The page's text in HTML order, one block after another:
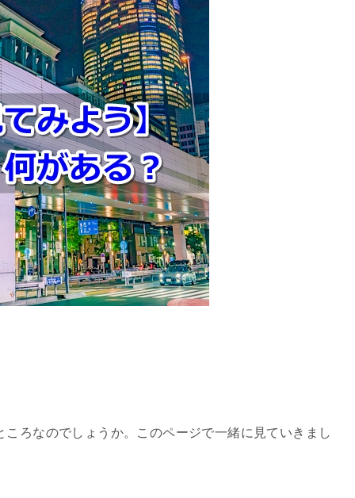
ろなのでしょうか。このページで一緒に見ていきまし